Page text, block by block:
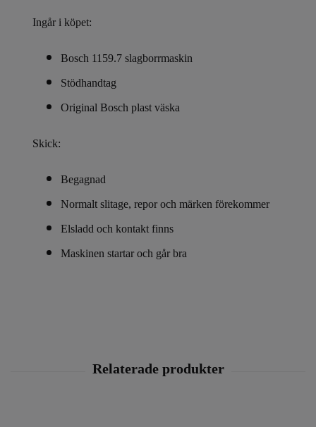
Ingår i köpet:
Bosch 1159.7 slagborrmaskin
Stödhandtag
Original Bosch plast väska
Skick:
Begagnad
Normalt slitage, repor och märken förekommer
Elsladd och kontakt finns
Maskinen startar och går bra